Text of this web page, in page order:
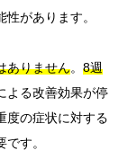
があります。
ありません。 8週
よる改善効果が停
度の症状に対する
す。